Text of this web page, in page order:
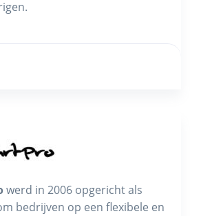
werd in 2006 opgericht als
bedrijven op een flexibele en